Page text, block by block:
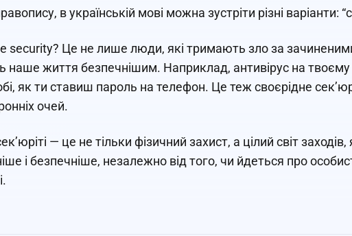
в українській мові можна зустріти різні варіанти:
security? Це не лише люди, які тримають зло за
наше життя безпечнішим. Наприклад, антивірус на
як ти ставиш пароль на телефон. Це теж своєрідне
очей.
— це не тільки фізичний захист, а цілий світ
і безпечніше, незалежно від того, чи йдеться про